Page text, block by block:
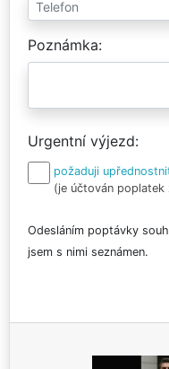
Poznámka
Urgentní výjezd
požaduji
(je účtován poplatek
Odesláním poptávky
jsem s nimi seznámen.